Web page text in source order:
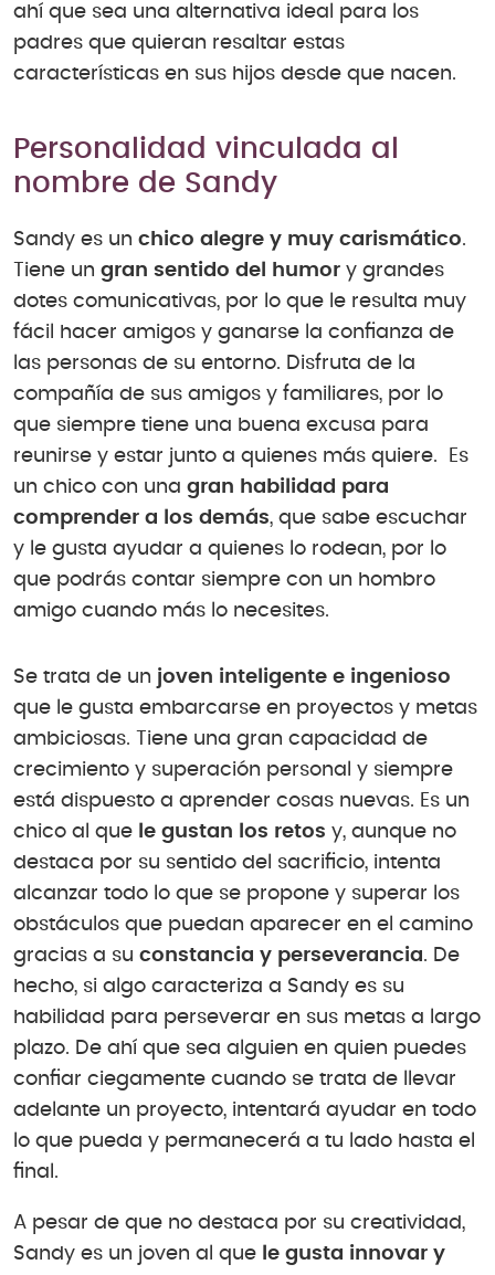
ahí que sea una alternativa ideal para los
padres que quieran resaltar estas
características en sus hijos desde que nacen.
Personalidad vinculada al
nombre de Sandy
Sandy es un chico alegre y muy carismático.
Tiene un gran sentido del humor y grandes
dotes comunicativas, por lo que le resulta muy
fácil hacer amigos y ganarse la confianza de
las personas de su entorno. Disfruta de la
compañía de sus amigos y familiares, por lo
que siempre tiene una buena excusa para
reunirse y estar junto a quienes más quiere. Es
un chico con una gran habilidad para
comprender a los demás, que sabe escuchar
y le gusta ayudar a quienes lo rodean, por lo
que podrás contar siempre con un hombro
amigo cuando más lo necesites.
Se trata de un joven inteligente e ingenioso
que le gusta embarcarse en proyectos y metas
ambiciosas. Tiene una gran capacidad de
crecimiento y superación personal y siempre
está dispuesto a aprender cosas nuevas. Es un
chico al que le gustan los retos y, aunque no
destaca por su sentido del sacrificio, intenta
alcanzar todo lo que se propone y superar los
obstáculos que puedan aparecer en el camino
gracias a su constancia y perseverancia. De
hecho, si algo caracteriza a Sandy es su
habilidad para perseverar en sus metas a largo
plazo. De ahí que sea alguien en quien puedes
confiar ciegamente cuando se trata de llevar
adelante un proyecto, intentará ayudar en todo
lo que pueda y permanecerá a tu lado hasta el
final.
A pesar de que no destaca por su creatividad,
Sandy es un joven al que le gusta innovar y